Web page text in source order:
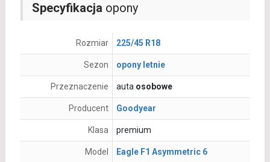
Specyfikacja opony
Rozmiar 225/45 R18
Sezon opony letnie
Przeznaczenie auta osobowe
Producent Goodyear
Klasa premium
Model Eagle F1 Asymmetric 6